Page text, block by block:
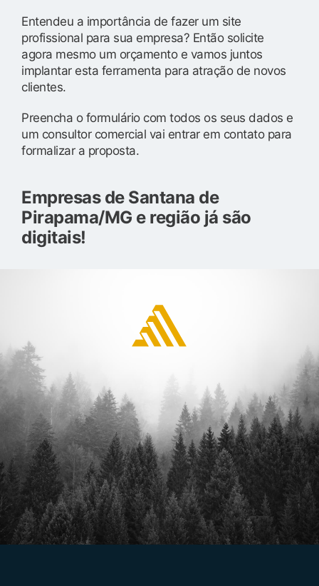
Entendeu a importância de fazer um site
profissional para sua empresa? Então solicite
agora mesmo um orçamento e vamos juntos
implantar esta ferramenta para atração de novos
clientes.
Preencha o formulário com todos os seus dados e
um consultor comercial vai entrar em contato para
formalizar a proposta.
Empresas de Santana de
Pirapama/MG e região já são
digitais!